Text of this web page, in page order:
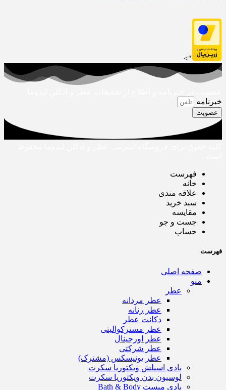
">
خبرنامه
عضویت
فهرست
خانه
علاقه مندی
سبد خرید
مقایسه
جست و جو
حساب
فهرست
صفحه اصلی
منو
عطر
عطر مردانه
عطر زنانه
دکانت عطر
عطر مسترکوالیتی
عطر اورجینال
عطر شرکتی
عطر یونیسکس (مشترک)
بادی اسپلش ویکتوریا سکرت
لوسیون بدن ویکتوریا سکرت
بادی میست Bath & Body